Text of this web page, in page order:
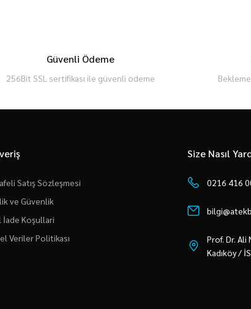
Güvenli Ödeme
256Bit SSL sertifikası ile güvenli ödeme
Satış Sözleşmesi
ve Güvenlik
İade Koşullari
Veriler Politikası
Size Nasıl
0216 416
Prof. Dr. Ali
Kadıköy /